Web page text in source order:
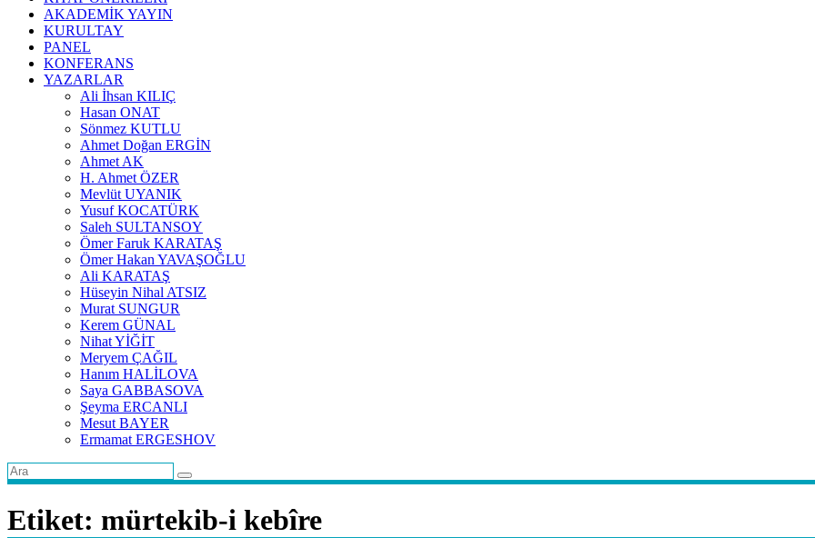
AKADEMİK YAYIN
KURULTAY
PANEL
KONFERANS
YAZARLAR
Ali İhsan KILIÇ
Hasan ONAT
Sönmez KUTLU
Ahmet Doğan ERGİN
Ahmet AK
H. Ahmet ÖZER
Mevlüt UYANIK
Yusuf KOCATÜRK
Saleh SULTANSOY
Ömer Faruk KARATAŞ
Ömer Hakan YAVAŞOĞLU
Ali KARATAŞ
Hüseyin Nihal ATSIZ
Murat SUNGUR
Kerem GÜNAL
Nihat YİĞİT
Meryem ÇAĞIL
Hanım HALİLOVA
Saya GABBASOVA
Şeyma ERCANLI
Mesut BAYER
Ermamat ERGESHOV
Etiket: mürtekib-i kebîre